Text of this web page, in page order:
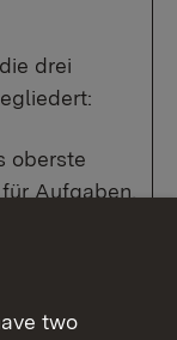
drei
oberste
Aufgaben,
oder
two